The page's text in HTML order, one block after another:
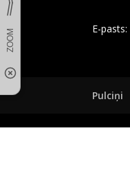
E-pasts:
Pulciņi